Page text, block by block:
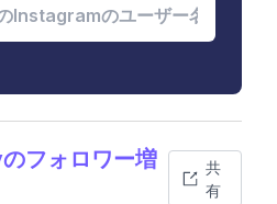
フォロワー増
共
有